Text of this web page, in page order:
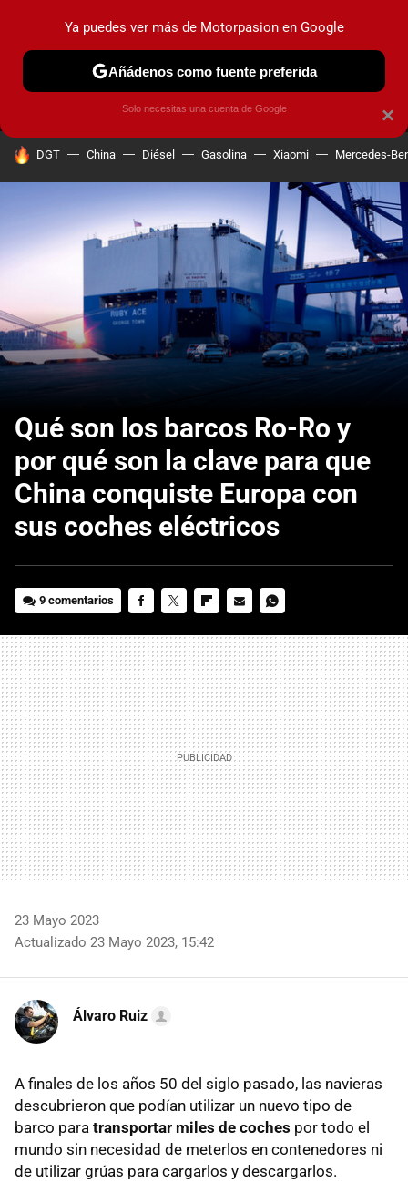
MENÚ NUEVO
COCHES ELÉCTRICOS OBSERVATORIO
HOY SE HABLA DE
DGT China Diésel Gasolina Xiaomi Mercedes-
Qué son los barcos Ro-Ro y
por qué son la clave para que
China conquiste Europa con
sus coches eléctricos
9 comentarios
MAIL
23 Mayo 2023
Actualizado 23 Mayo 2023, 15:42
Álvaro Ruiz
A finales de los años 50 del siglo pasado, las navieras
descubrieron que podían utilizar un nuevo tipo de
barco para transportar miles de coches por todo el
mundo sin necesidad de meterlos en contenedores ni
de utilizar grúas para cargarlos y descargarlos.
×
Ya puedes ver más de Motorpasion en Google
Añádenos como fuente preferida
Solo necesitas una cuenta de Google